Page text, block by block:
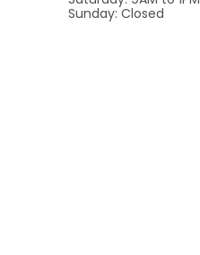
Sunday: Closed